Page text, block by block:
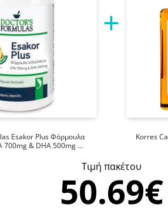
Esakor Plus Φόρμουλα
700mg & DHA 500mg …
Korres
Tιμή πακέτου
50.69€